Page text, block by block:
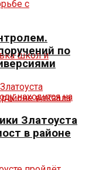
по
Златоуста
в районе